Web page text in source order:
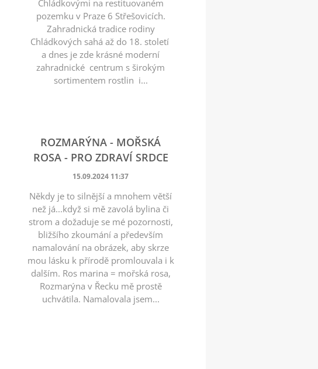
Chládkovými na restituovaném
pozemku v Praze 6 Střešovicích.
Zahradnická tradice rodiny
Chládkových sahá až do 18. století
a dnes je zde krásné moderní
zahradnické centrum s širokým
sortimentem rostlin i...
ROZMARÝNA - MOŘSKÁ
ROSA - PRO ZDRAVÍ SRDCE
15.09.2024 11:37
Někdy je to silnější a mnohem větší
než já...když si mě zavolá bylina či
strom a dožaduje se mé pozornosti,
bližšího zkoumání a především
namalování na obrázek, aby skrze
mou lásku k přírodě promlouvala i k
dalším. Ros marina = mořská rosa,
Rozmarýna v Řecku mě prostě
uchvátila. Namalovala jsem...